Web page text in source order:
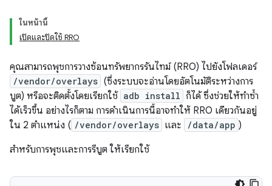
ในหน้านี้
เปิดและปิดใช้ RRO
คุณสามารถพุชการวางซ้อนทรัพยากรรันไทม์ (RRO) ไปยังโฟลเดอร์
/vendor/overlays (ซึ่งระบบจะอ่านโดยอัตโนมัติระหว่างการ
บูต) หรือจะติดตั้งโดยเรียกใช้ adb install ก็ได้ ซึ่งช่วยให้ทำซ้ำ
ได้เร็วขึ้น อย่างไรก็ตาม การดำเนินการนี้อาจทําให้ RRO เดียวกันอยู่
ใน 2 ตําแหน่ง ( /vendor/overlays และ /data/app )
สําหรับการพุชและการรีบูต ให้เรียกใช้